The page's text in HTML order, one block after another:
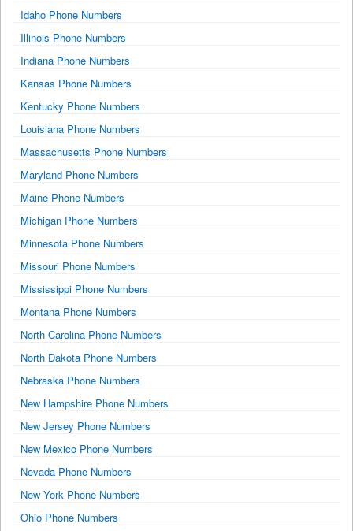
Idaho Phone Numbers
Illinois Phone Numbers
Indiana Phone Numbers
Kansas Phone Numbers
Kentucky Phone Numbers
Louisiana Phone Numbers
Massachusetts Phone Numbers
Maryland Phone Numbers
Maine Phone Numbers
Michigan Phone Numbers
Minnesota Phone Numbers
Missouri Phone Numbers
Mississippi Phone Numbers
Montana Phone Numbers
North Carolina Phone Numbers
North Dakota Phone Numbers
Nebraska Phone Numbers
New Hampshire Phone Numbers
New Jersey Phone Numbers
New Mexico Phone Numbers
Nevada Phone Numbers
New York Phone Numbers
Ohio Phone Numbers